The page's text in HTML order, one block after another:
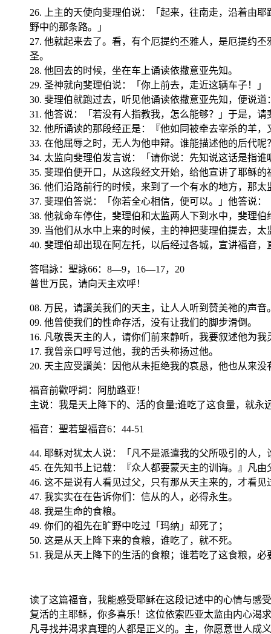
26. 上主的天使向斐理伯说：「起来，往南走，沿着由
野中的那条路。」
27. 他就起来去了。看，有个厄提约丕雅人，是厄提约
圣。
28. 他回去的时候，坐在车上诵读依撒意亚先知。
29. 圣神就向斐理伯说：「你上前去，走近这辆车子！」
30. 斐理伯就跑过去，听见他诵读依撒意亚先知，便说
31. 他答说：「若没有人指教我，怎么能够？」于是，
32. 他所诵读的那段经正是：『他如同被牵去宰杀的羊
33. 在他屈辱之时，无人为他申辩。谁能描述他的后代
34. 太监向斐理伯发言说：「请你说：先知说这话是指
35. 斐理伯便开口，从这段经文开始，给他宣讲了耶稣的
36. 他们沿路前行的时候，来到了一个有水的地方，那
37. 斐理伯答说：「你若全心相信，便可以。」他答说
38. 他就命车停住，斐理伯和太监两人下到水中，斐理伯
39. 当他们从水中上来的时候，主的神把斐理伯提去，
40. 斐理伯却出现在阿左托，以后经过各城，宣讲福音，
答唱詠：聖詠66：8—9，16—17，20
普世万民，请向天主欢呼！
08. 万民，请讚美我们的天主，让人人听到赞美祂的声音
09. 他曾使我们的性命存活，没有让我们的脚步滑倒。
16. 凡敬畏天主的人，请你们前来静听，我要叙述他为我
17. 我曾亲口呼号过他，我的舌头称扬过他。
20. 天主应受讚美：因他从未拒绝我的哀恳，他也从来
福音前歡呼詞：阿肋路亚！
主说：我是天上降下的、活的食量;谁吃了这食量，就永
福音：聖若望福音6：44-51
44. 耶稣对犹太人说：「凡不是派遣我的父所吸引的人
45. 在先知书上记载：『众人都要蒙天主的训诲。』凡
46. 这不是说有人看见过父，只有那从天主来的，才看见
47. 我实实在在告诉你们：信从的人，必得永生。
48. 我是生命的食粮。
49. 你们的祖先在旷野中吃过「玛纳」却死了；
50. 这是从天上降下来的食粮，谁吃了，就不死。
51. 我是从天上降下的生活的食粮；谁若吃了这食粮，必
读了这篇福音，我能感受耶稣在这段记述中的心情与感
复活的主耶稣，你多喜乐！这位依索匹亚太监由内心渴
凡寻找并渴求真理的人都是正义的。主，你愿意世人成